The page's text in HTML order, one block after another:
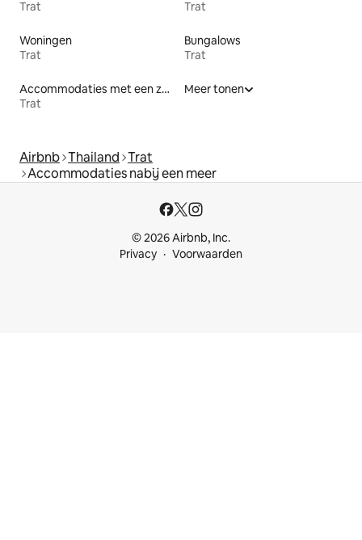
Trat
Trat
Woningen
Trat
Bungalows
Trat
Accommodaties met een zwembad
Trat
Meer tonen
Airbnb Thailand Trat
Accommodaties nabij een meer
© 2026 Airbnb, Inc.
Privacy
Voorwaarden